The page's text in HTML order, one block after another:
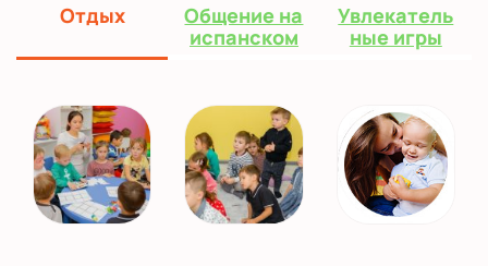
Отдых
Общение на
испанском
Увлекатель
ные игры